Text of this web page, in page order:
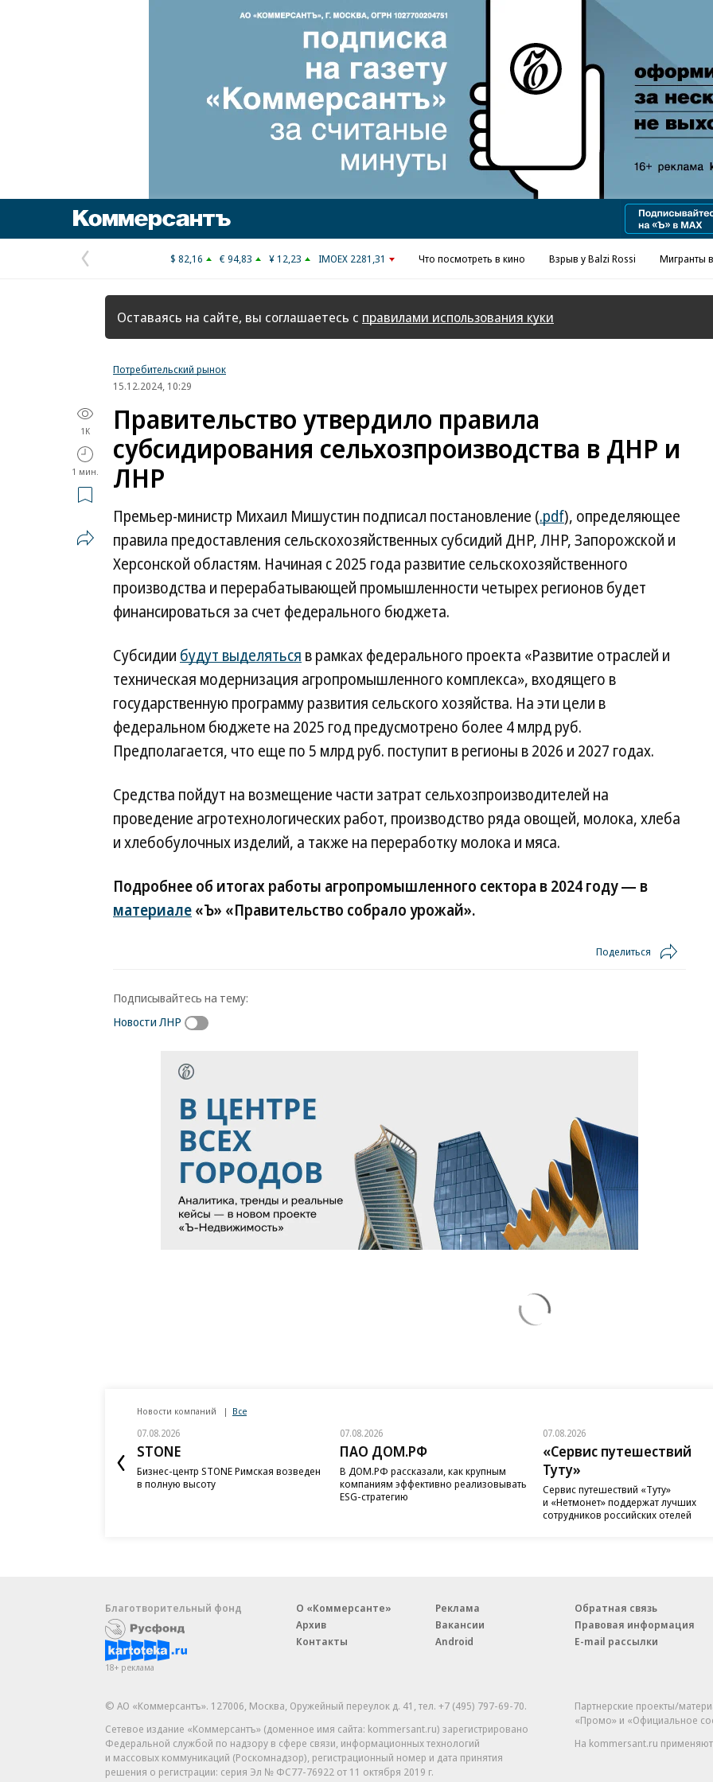
Реклама в «Ъ» www.kommersant.ru/ad
Предыдущая
страница
$ 82,16 € 94,83 ¥ 12,23 IMOEX 2281,31 Что посмотреть в кино Взрыв у Balzi Rossi Мигранты
Оставаясь на сайте, вы соглашаетесь с правилами использования куки
Потребительский рынок
15.12.2024, 10:29
1K
1 мин.
Правительство утвердило правила
субсидирования сельхозпроизводства в ДНР и
ЛНР
Премьер-министр Михаил Мишустин подписал постановление (.pdf), определяющее
правила предоставления сельскохозяйственных субсидий ДНР, ЛНР, Запорожской и
Херсонской областям. Начиная с 2025 года развитие сельскохозяйственного
производства и перерабатывающей промышленности четырех регионов будет
финансироваться за счет федерального бюджета.
Субсидии будут выделяться в рамках федерального проекта «Развитие отраслей и
техническая модернизация агропромышленного комплекса», входящего в
государственную программу развития сельского хозяйства. На эти цели в
федеральном бюджете на 2025 год предусмотрено более 4 млрд руб.
Предполагается, что еще по 5 млрд руб. поступит в регионы в 2026 и 2027 годах.
Средства пойдут на возмещение части затрат сельхозпроизводителей на
проведение агротехнологических работ, производство ряда овощей, молока, хлеба
и хлебобулочных изделий, а также на переработку молока и мяса.
Подробнее об итогах работы агропромышленного сектора в 2024 году — в
материале«Ъ» «Правительство собрало урожай».
Поделиться
Подписывайтесь на тему:
Новости ЛНР
Новости компаний Все
07.08.2026
STONE
Бизнес-центр STONE Римская возведен
в полную высоту
07.08.2026
ПАО ДОМ.РФ
В ДОМ.РФ рассказали, как крупным
компаниям эффективно реализовывать
ESG-стратегию
07.08.2026
«Сервис путешествий
Туту»
Сервис путешествий «Туту»
и «Нетмонет» поддержат лучших
сотрудников российских отелей
Благотворительный фонд
18+ реклама
О «Коммерсанте»
Архив
Контакты
Реклама
Вакансии
Android
Обратная связь
Правовая информация
E-mail рассылки
© АО «Коммерсантъ». 127006, Москва, Оружейный переулок д. 41,тел. +7 (495) 797-69-70.
Сетевое издание «Коммерсантъ» (доменное имя сайта: kommersant.ru) зарегистрировано
Федеральной службой по надзору в сфере связи, информационных технологий
и массовых коммуникаций (Роскомнадзор), регистрационный номер и дата принятия
решения о регистрации: серия Эл № ФС77-76922 от 11 октября 2019 г.
Партнерские проекты/
«Промо» и «Официальное
На kommersant.ru